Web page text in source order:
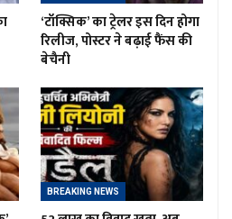
‘टॉक्सिक’ का ट्रेलर इस दिन होगा
रिलीज, पोस्टर ने बढ़ाई फैंस की
बेचैनी
BREAKING NEWS